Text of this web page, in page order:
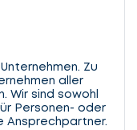
Zu
aller
Wir sind sowohl
Personen- oder
Ansprechpartner.